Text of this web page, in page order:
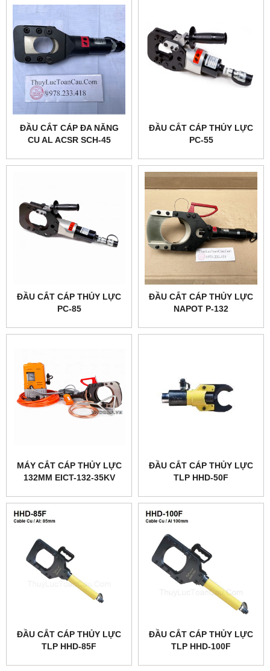
ĐẦU CẮT CÁP ĐA NĂNG
CU AL ACSR SCH-45
ĐẦU CẮT CÁP THỦY LỰC
PC-55
ĐẦU CẮT CÁP THỦY LỰC
PC-85
ĐẦU CẮT CÁP THỦY LỰC
NAPOT P-132
MÁY CẮT CÁP THỦY LỰC
132MM EICT-132-35KV
ĐẦU CẮT CÁP THỦY LỰC
TLP HHD-50F
ĐẦU CẮT CÁP THỦY LỰC
TLP HHD-85F
ĐẦU CẮT CÁP THỦY LỰC
TLP HHD-100F